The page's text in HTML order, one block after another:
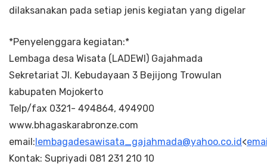
dilaksanakan pada setiap jenis kegiatan yang digelar
*Penyelenggara kegiatan:*
Lembaga desa Wisata (LADEWI) Gajahmada
Sekretariat Jl. Kebudayaan 3 Bejijong Trowulan
kabupaten Mojokerto
Telp/fax 0321- 494864, 494900
www.bhagaskarabronze.com
email:lembagadesawisata_gajahmada@yahoo.co.id<
Kontak: Supriyadi 081 231 210 10